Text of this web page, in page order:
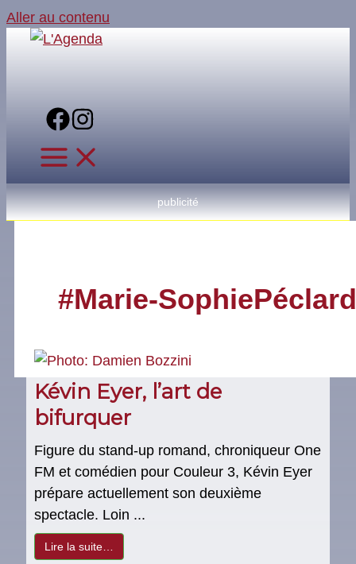
Aller au contenu
publicité
#Marie-SophiePéclard
Kévin Eyer, l’art de
bifurquer
Figure du stand-up romand, chroniqueur One
FM et comédien pour Couleur 3, Kévin Eyer
prépare actuellement son deuxième
spectacle. Loin ...
Lire la suite…